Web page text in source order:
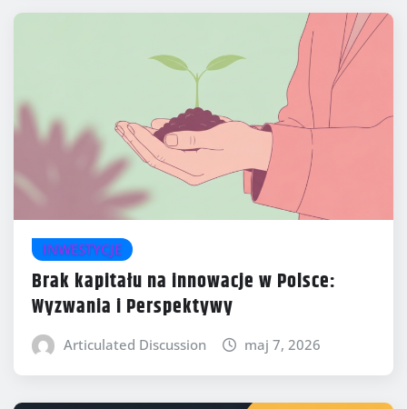
INWESTYCJE
Brak kapitału na innowacje w Polsce:
Wyzwania i Perspektywy
Articulated Discussion maj 7, 2026